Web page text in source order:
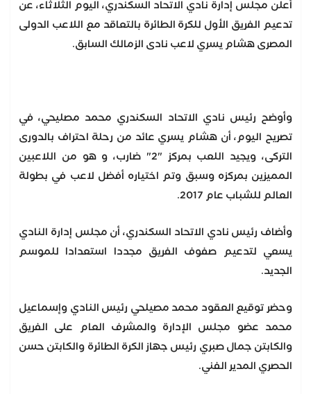
أعلن مجلس إدارة نادي الاتحاد السكندري، اليوم الثلاثاء، عن
تدعيم الفريق الأول للكرة الطائرة بالتعاقد مع اللاعب الدولى
المصرى هشام يسري لاعب نادى الزمالك السابق.
وأوضح رئيس نادي الاتحاد السكندري محمد مصليحي، في
تصريح اليوم، أن هشام يسري عائد من رحلة احتراف بالدورى
التركى، ويجيد اللعب بمركز "2" ضارب، و هو من اللاعبين
المميزين بمركزه وسبق وتم اختياره أفضل لاعب في بطولة
العالم للشباب عام 2017.
وأضاف رئيس نادي الاتحاد السكندري، أن مجلس إدارة النادي
يسعي لتدعيم صفوف الفريق مجددا استعدادا للموسم
الجديد.
وحضر توقيع العقود محمد مصيلحي رئيس النادي وإسماعيل
محمد عضو مجلس الإدارة والمشرف العام على الفريق
والكابتن جمال صبري رئيس جهاز الكرة الطائرة والكابتن حسن
الحصري المدير الفني.